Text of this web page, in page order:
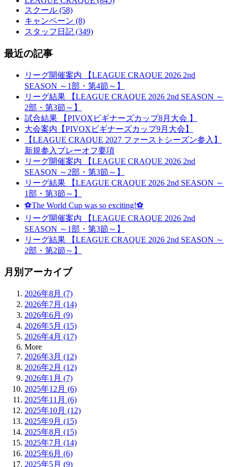
スクール (58)
キャンペーン (8)
スタッフ日記 (349)
最近の記事
リーグ開催案内 【LEAGUE CRAQUE 2026 2nd
SEASON ～1部・第4節～】
リーグ結果 【LEAGUE CRAQUE 2026 2nd SEASON ～
2部・第3節～】
試合結果 【PIVOXビギナーズカップ8月大会 】
大会案内【PIVOXビギナーズカップ9月大会】
【LEAGUE CRAQUE 2027 ファーストシーズン参入】
新規参入プレーオフ要項
リーグ開催案内 【LEAGUE CRAQUE 2026 2nd
SEASON ～2部・第3節～】
リーグ結果 【LEAGUE CRAQUE 2026 2nd SEASON ～
1部・第3節～】
⚽The World Cup was so exciting!⚽
リーグ開催案内 【LEAGUE CRAQUE 2026 2nd
SEASON ～1部・第3節～】
リーグ結果 【LEAGUE CRAQUE 2026 2nd SEASON ～
2部・第2節～】
月別アーカイブ
2026年8月 (7)
2026年7月 (14)
2026年6月 (9)
2026年5月 (15)
2026年4月 (17)
More
2026年3月 (12)
2026年2月 (12)
2026年1月 (7)
2025年12月 (6)
2025年11月 (6)
2025年10月 (12)
2025年9月 (15)
2025年8月 (15)
2025年7月 (14)
2025年6月 (6)
2025年5月 (9)